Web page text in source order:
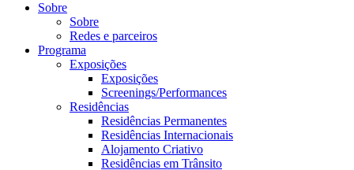
Sobre
Sobre
Redes e parceiros
Programa
Exposições
Exposições
Screenings/Performances
Residências
Residências Permanentes
Residências Internacionais
Alojamento Criativo
Residências em Trânsito